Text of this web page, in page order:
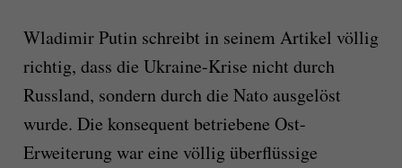
Wladimir Putin schreibt in seinem Artikel völlig
richtig, dass die Ukraine-Krise nicht durch
Russland, sondern durch die Nato ausgelöst
wurde. Die konsequent betriebene Ost-
Erweiterung war eine völlig überflüssige